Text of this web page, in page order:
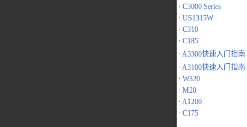
· C3000 Series
· US1315W
· C310
· C185
· A3300快速入门指南
· A3100快速入门指南
· W320
· M20
· A1200
· C175